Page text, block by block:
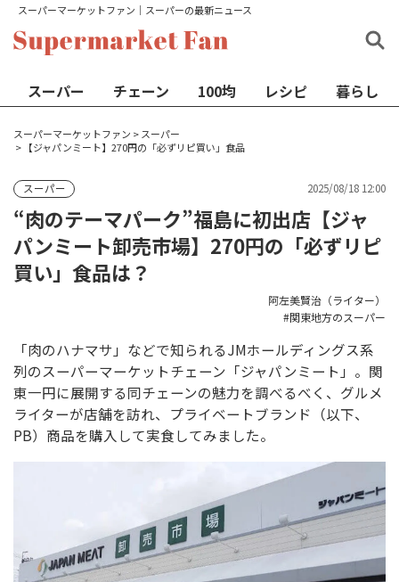
スーパーマーケットファン│スーパーの最新ニュース
スーパー チェーン 100均 レシピ 暮らし
スーパーマーケットファン > スーパー
> 【ジャパンミート】270円の「必ずリピ買い」食品
スーパー 2025/08/18 12:00
“肉のテーマパーク”福島に初出店【ジャ
パンミート卸売市場】270円の「必ずリピ
買い」食品は？
阿左美賢治（ライター）
関東地方のスーパー
「肉のハナマサ」などで知られるJMホールディングス系
列のスーパーマーケットチェーン「ジャパンミート」。関
東一円に展開する同チェーンの魅力を調べるべく、グルメ
ライターが店舗を訪れ、プライベートブランド（以下、
PB）商品を購入して実食してみました。